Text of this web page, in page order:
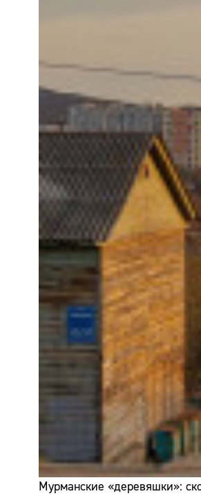
Мурманские «деревяшки»: